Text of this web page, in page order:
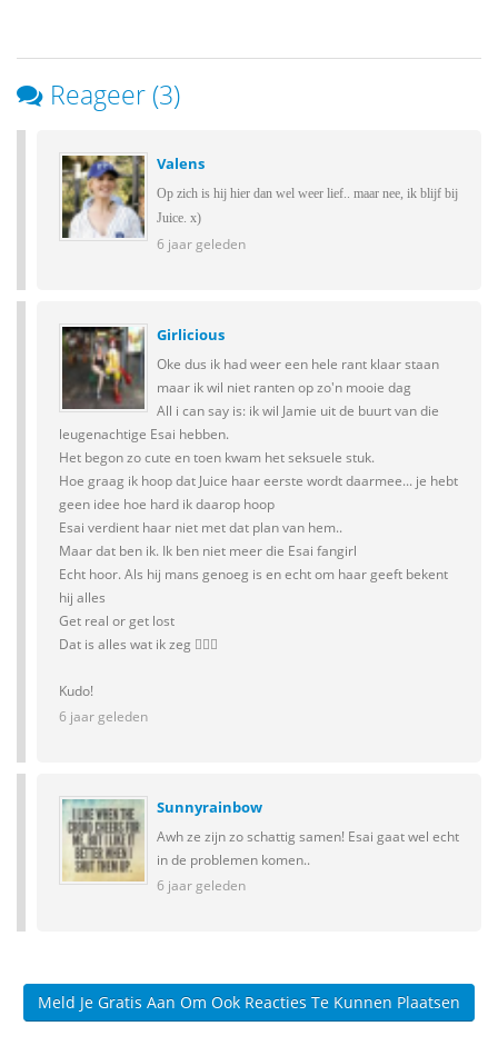
Reageer (3)
Valens
Op zich is hij hier dan wel weer lief.. maar nee, ik blijf bij
Juice. x)
6 jaar geleden
Girlicious
Oke dus ik had weer een hele rant klaar staan
maar ik wil niet ranten op zo'n mooie dag
All i can say is: ik wil Jamie uit de buurt van die
leugenachtige Esai hebben.
Het begon zo cute en toen kwam het seksuele stuk.
Hoe graag ik hoop dat Juice haar eerste wordt daarmee... je hebt
geen idee hoe hard ik daarop hoop
Esai verdient haar niet met dat plan van hem..
Maar dat ben ik. Ik ben niet meer die Esai fangirl
Echt hoor. Als hij mans genoeg is en echt om haar geeft bekent
hij alles
Get real or get lost
Dat is alles wat ik zeg 💁🏻‍♀️
Kudo!
6 jaar geleden
Sunnyrainbow
Awh ze zijn zo schattig samen! Esai gaat wel echt
in de problemen komen..
6 jaar geleden
Meld Je Gratis Aan Om Ook Reacties Te Kunnen Plaatsen